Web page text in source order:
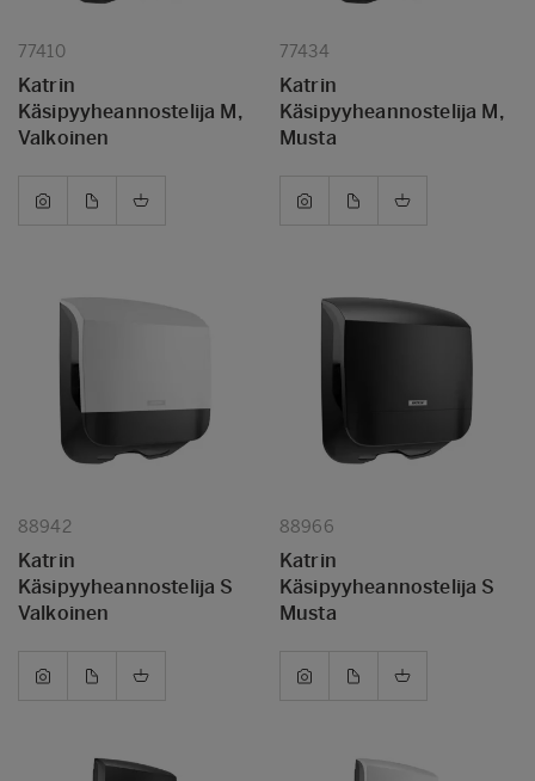
77410
Katrin
Käsipyyheannostelija M,
Valkoinen
77434
Katrin
Käsipyyheannostelija M,
Musta
88942
Katrin
Käsipyyheannostelija S
Valkoinen
88966
Katrin
Käsipyyheannostelija S
Musta